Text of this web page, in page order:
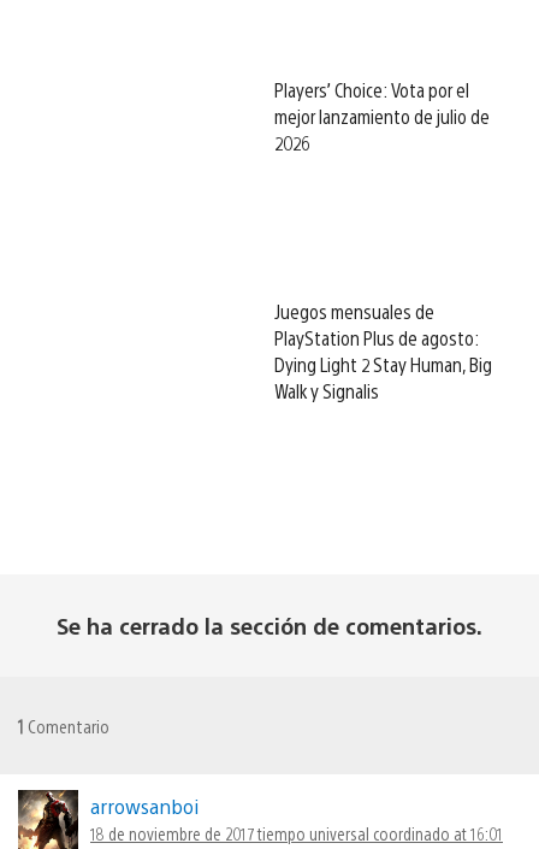
Players’ Choice: Vota por el
mejor lanzamiento de julio de
2026
Juegos mensuales de
PlayStation Plus de agosto:
Dying Light 2 Stay Human, Big
Walk y Signalis
Se ha cerrado la sección de comentarios.
1 Comentario
arrowsanboi
18 de noviembre de 2017 tiempo universal coordinado at 16:01